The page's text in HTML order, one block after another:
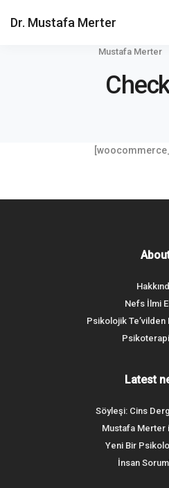
Dr. Mustafa Merter
Mustafa Merter
Nefs İlmi
Psikolojik Te’vilden
Latest
Söyleşi: Cins
Mustafa Merter
Yeni Bir
İnsan